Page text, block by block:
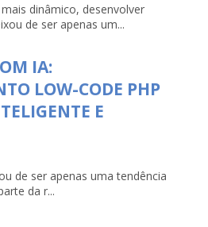
dinâmico, desenvolver
de ser apenas um...
IA:
LOW-CODE PHP
E
de ser apenas uma tendência
da r...